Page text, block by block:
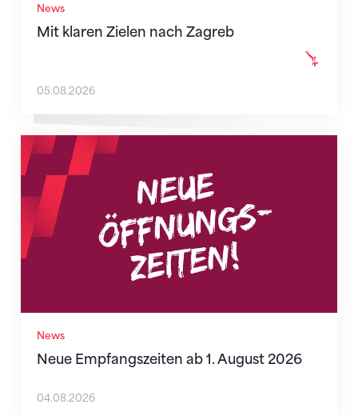
News
Mit klaren Zielen nach Zagreb
05.08.2026
News
Neue Empfangszeiten ab 1. August 2026
Neue Empfangszeiten ab 1. August 2026
04.08.2026